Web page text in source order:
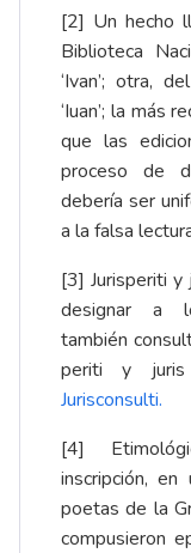
[2] Un hecho
Biblioteca
‘Ivan’; otra,
‘Iuan’; la más
que las
proceso de
debería ser
a la falsa lectura
[3] Jurisperiti y
designar a
también
periti y juris
Jurisconsulti.
[4]
inscripción,
poetas de la
compusieron